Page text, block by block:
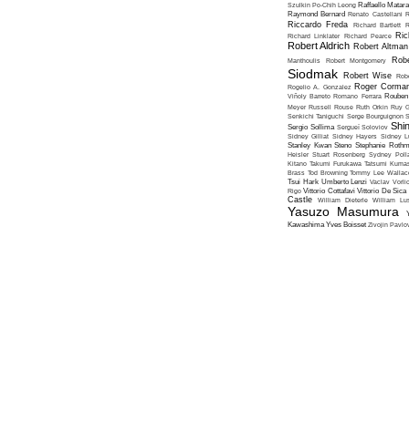
Szulkin Po-Chih Leong Raffaello
Raymond Bernard Renato Castellani
Riccardo Freda Richard Bartlett
Richard Linklater Richard Pearce
Robert Aldrich Robert Altman
Manthoulis Robert Montgomery
Siodmak Robert Wise
Rogelio A. Gonzalez Roger
Viñoly Barreto Romano Ferrara
Meyer Russell Rouse Ruth Orkin Ruy
Senkichi Taniguchi Serge Bourguignon
Sergio Sollima Sergueï Soloviov
Sidney Gilliat Sidney Hayers Sidney
Stanley Kwan Steno Stephanie
Heisler Stuart Rosenberg Sydney
Kitano Takumi Furukawa Tatsumi
Brass Tod Browning Tommy Lee
Tsui Hark Umberto Lenzi Vaclav
Rigo Vittorio Cottafavi Vittorio De Sica
Castle William Dieterle William
Yasuzo Masumura
Kawashima Yves Boisset Zivojin